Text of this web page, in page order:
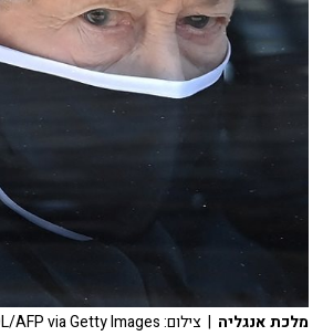
מלכת אנגליה | צילום: LEON NEAL/POOL/AFP via Getty Images